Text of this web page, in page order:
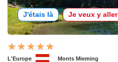
J'étais là Je veux y aller
L'Europe Monts Mieming